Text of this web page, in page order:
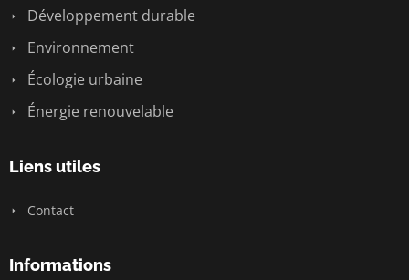
Développement durable
Environnement
Écologie urbaine
Énergie renouvelable
Liens utiles
Contact
Informations